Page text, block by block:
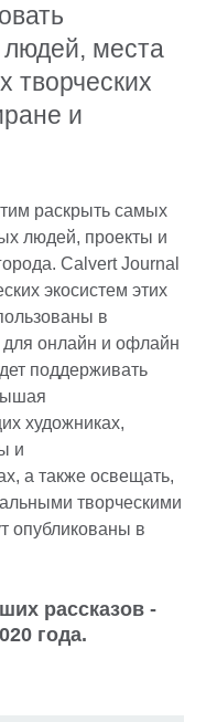
людей, места
творческих
и
раскрыть самых
людей, проекты и
Calvert Journal
экосистем этих
в
для онлайн и офлайн
поддерживать
художниках,
и
а также освещать,
творческими
опубликованы в
рассказов -
года.